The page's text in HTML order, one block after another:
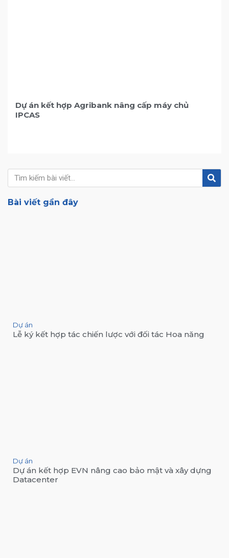
Dự án kết hợp Agribank nâng cấp máy chủ
IPCAS
kiếm
Tìm
Bài viết gần đây
Dự án
Lễ ký kết hợp tác chiến lược với đối tác Hoa năng
Dự án
Dự án kết hợp EVN nâng cao bảo mật và xây dựng
Datacenter